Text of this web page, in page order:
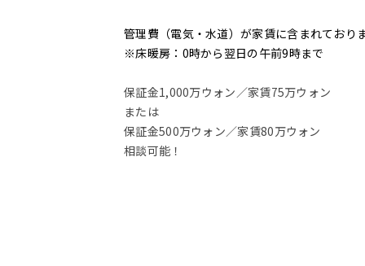
管理費（電気・水道）が家賃に含まれており
※床暖房：0時から翌日の午前9時まで
保証金1,000万ウォン／家賃75万ウォン
または
保証金500万ウォン／家賃80万ウォン
相談可能！